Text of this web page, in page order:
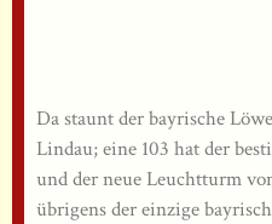
Da staunt der bayrische
Lindau; eine 103 hat der
und der neue Leuchtturm
übrigens der einzige